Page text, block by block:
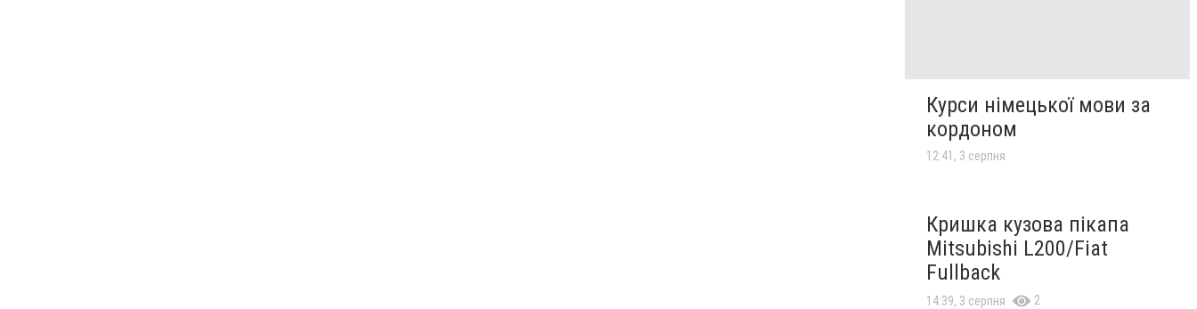
Курси німецької мови за
кордоном
12:41, 3 серпня
Кришка кузова пікапа
Mitsubishi L200/Fiat
Fullback
14:39, 3 серпня 2